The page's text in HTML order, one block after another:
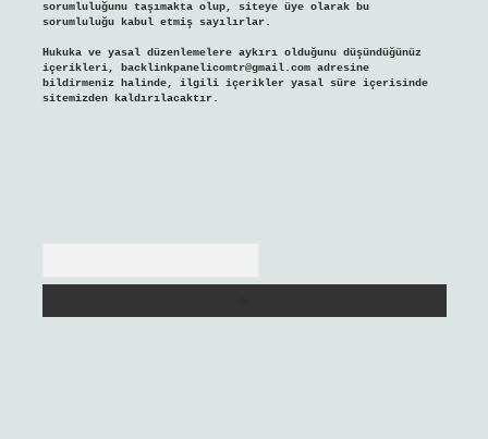
sorumluluğunu taşımakta olup, siteye üye olarak bu
sorumluluğu kabul etmiş sayılırlar.
Hukuka ve yasal düzenlemelere aykırı olduğunu düşündüğünüz
içerikleri, backlinkpanelicomtr@gmail.comadresine
bildirmeniz halinde, ilgili içerikler yasal süre içerisinde
sitemizden kaldırılacaktır.